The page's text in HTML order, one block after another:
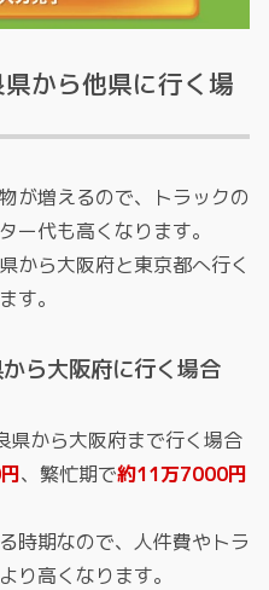
から他県に行く場
が増えるので、トラックの
ー代も高くなります。
から大阪府と東京都へ行く
す。
ら大阪府に行く場合
県から大阪府まで行く場合
、繁忙期で約11万7000円
時期なので、人件費やトラ
り高くなります。